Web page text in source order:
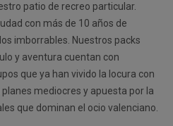
patio de recreo particular.
con más de 10 años de
imborrables. Nuestros packs
y aventura cuentan con
que ya han vivido la locura con
mediocres y apuesta por la
que dominan el ocio valenciano.